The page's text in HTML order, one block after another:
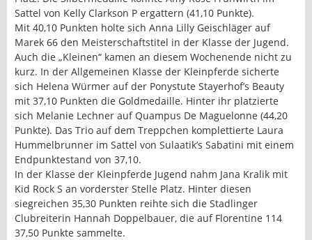
Sattel von Kelly Clarkson P ergattern (41,10 Punkte).
Mit 40,10 Punkten holte sich Anna Lilly Geischläger auf
Marek 66 den Meisterschaftstitel in der Klasse der Jugend.
Auch die „Kleinen“ kamen an diesem Wochenende nicht zu
kurz. In der Allgemeinen Klasse der Kleinpferde sicherte
sich Helena Würmer auf der Ponystute Stayerhof’s Beauty
mit 37,10 Punkten die Goldmedaille. Hinter ihr platzierte
sich Melanie Lechner auf Quampus De Maguelonne (44,20
Punkte). Das Trio auf dem Treppchen komplettierte Laura
Hummelbrunner im Sattel von Sulaatik’s Sabatini mit einem
Endpunktestand von 37,10.
In der Klasse der Kleinpferde Jugend nahm Jana Kralik mit
Kid Rock S an vorderster Stelle Platz. Hinter diesen
siegreichen 35,30 Punkten reihte sich die Stadlinger
Clubreiterin Hannah Doppelbauer, die auf Florentine 114
37,50 Punkte sammelte.